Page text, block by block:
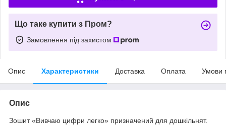
Що таке купити з Пром?
Замовлення під захистом
Опис Характеристики Доставка Оплата Умови
Опис
Зошит «Вивчаю цифри легко» призначений для дошкільнят.